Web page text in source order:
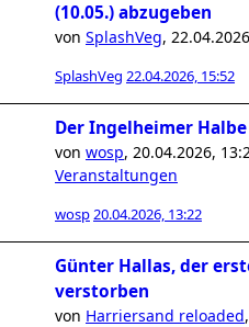
(10.05.) abzugeben
von SplashVeg,
SplashVeg 22.04.2026, 15:52
Der Ingelheimer Halbe
von wosp, 20.04.2026,
Veranstaltungen
wosp20.04.2026, 13:22
Günter Hallas, der
verstorben
von Harriersand reloaded,